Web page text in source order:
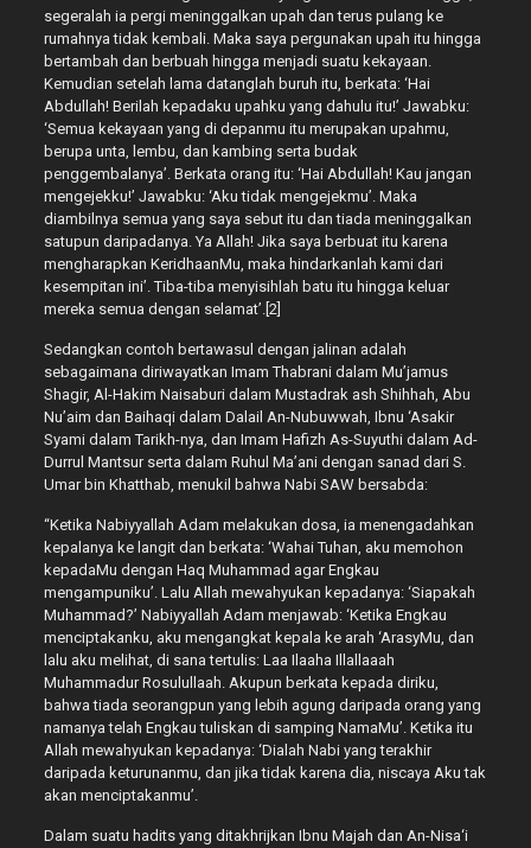
segeralah ia pergi meninggalkan upah dan terus pulang ke
rumahnya tidak kembali. Maka saya pergunakan upah itu hingga
bertambah dan berbuah hingga menjadi suatu kekayaan.
Kemudian setelah lama datanglah buruh itu, berkata: ‘Hai
Abdullah! Berilah kepadaku upahku yang dahulu itu!’ Jawabku:
‘Semua kekayaan yang di depanmu itu merupakan upahmu,
berupa unta, lembu, dan kambing serta budak
penggembalanya’. Berkata orang itu: ‘Hai Abdullah! Kau jangan
mengejekku!’ Jawabku: ‘Aku tidak mengejekmu’. Maka
diambilnya semua yang saya sebut itu dan tiada meninggalkan
satupun daripadanya. Ya Allah! Jika saya berbuat itu karena
mengharapkan KeridhaanMu, maka hindarkanlah kami dari
kesempitan ini’. Tiba-tiba menyisihlah batu itu hingga keluar
mereka semua dengan selamat’.[2]
Sedangkan contoh bertawasul dengan jalinan adalah
sebagaimana diriwayatkan Imam Thabrani dalam Mu’jamus
Shagir, Al-Hakim Naisaburi dalam Mustadrak ash Shihhah, Abu
Nu’aim dan Baihaqi dalam Dalail An-Nubuwwah, Ibnu ‘Asakir
Syami dalam Tarikh-nya, dan Imam Hafizh As-Suyuthi dalam Ad-
Durrul Mantsur serta dalam Ruhul Ma’ani dengan sanad dari S.
Umar bin Khatthab, menukil bahwa Nabi SAW bersabda:
“Ketika Nabiyyallah Adam melakukan dosa, ia menengadahkan
kepalanya ke langit dan berkata: ‘Wahai Tuhan, aku memohon
kepadaMu dengan Haq Muhammad agar Engkau
mengampuniku’. Lalu Allah mewahyukan kepadanya: ‘Siapakah
Muhammad?’ Nabiyyallah Adam menjawab: ‘Ketika Engkau
menciptakanku, aku mengangkat kepala ke arah ‘ArasyMu, dan
lalu aku melihat, di sana tertulis: Laa Ilaaha Illallaaah
Muhammadur Rosulullaah. Akupun berkata kepada diriku,
bahwa tiada seorangpun yang lebih agung daripada orang yang
namanya telah Engkau tuliskan di samping NamaMu’. Ketika itu
Allah mewahyukan kepadanya: ‘Dialah Nabi yang terakhir
daripada keturunanmu, dan jika tidak karena dia, niscaya Aku tak
akan menciptakanmu’.
Dalam suatu hadits yang ditakhrijkan Ibnu Majah dan An-Nisa‘i